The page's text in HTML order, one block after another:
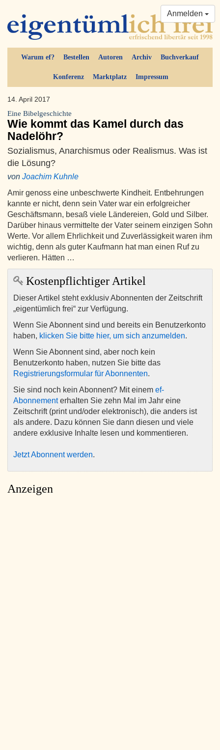
Warum ef? Bestellen Autoren Archiv Buchverkauf
Konferenz Marktplatz Impressum
Anmelden
14. April 2017
Eine Bibelgeschichte
Wie kommt das Kamel durch das
Nadelöhr?
Sozialismus, Anarchismus oder Realismus. Was ist
die Lösung?
von Joachim Kuhnle
Amir genoss eine unbeschwerte Kindheit. Entbehrungen
kannte er nicht, denn sein Vater war ein erfolgreicher
Geschäftsmann, besaß viele Ländereien, Gold und Silber.
Darüber hinaus vermittelte der Vater seinem einzigen Sohn
Werte. Vor allem Ehrlichkeit und Zuverlässigkeit waren ihm
wichtig, denn als guter Kaufmann hat man einen Ruf zu
verlieren. Hätten …
Kostenpflichtiger Artikel
Dieser Artikel steht exklusiv Abonnenten der Zeitschrift
„eigentümlich frei“ zur Verfügung.
Wenn Sie Abonnent sind und bereits ein Benutzerkonto
haben, klicken Sie bitte hier, um sich anzumelden.
Wenn Sie Abonnent sind, aber noch kein
Benutzerkonto haben, nutzen Sie bitte das
Registrierungsformular für Abonnenten.
Sie sind noch kein Abonnent? Mit einem ef-
Abonnementerhalten Sie zehn Mal im Jahr eine
Zeitschrift (print und/oder elektronisch), die anders ist
als andere. Dazu können Sie dann diesen und viele
andere exklusive Inhalte lesen und kommentieren.
Jetzt Abonnent werden.
Anzeigen